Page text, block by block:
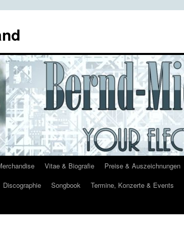
Vitae & Biografie Preise & Auszeichnungen
Discographie Songbook Termine, Konzerte & Events